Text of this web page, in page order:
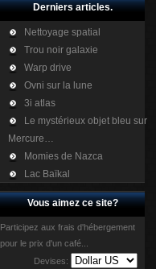
Derniers articles.
Nettoyage spatial
Trou noir galaxie
Warp drive
Ovni sur la lune
3i atlas
Le mystérieux objet bleu sur
Mercure…
Momies de Nazca
Lac Baïkal
Vous aimez ce site?
Participez aux frais d'hébergement
pour le prix d'un café...
Devises: